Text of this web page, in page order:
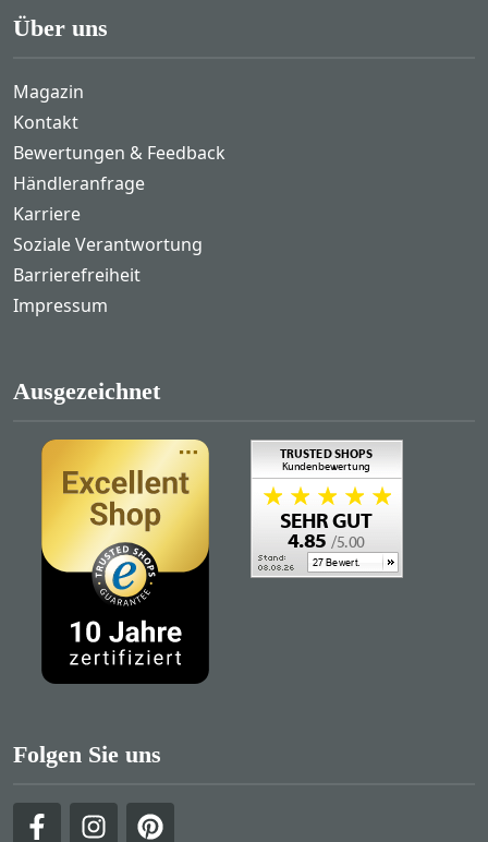
Über uns
Magazin
Kontakt
Bewertungen & Feedback
Händleranfrage
Karriere
Soziale Verantwortung
Barrierefreiheit
Impressum
Ausgezeichnet
Folgen Sie uns